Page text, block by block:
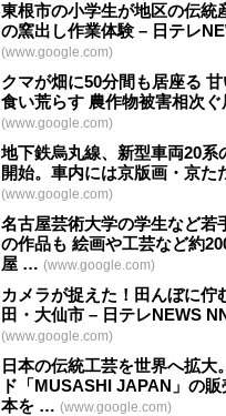
東根市の小学生が地区の伝統
の窯出し作業体験 – 日テレ
(www.google.com)
クマが畑に50分間も居座る
食い荒らす 農作物被害相次
(www.google.com)
地下鉄烏丸線、新型車両20系
開始。車内には京版画・京た
(www.google.com)
名古屋芸術大学の学生など若
の作品も 絵画や工芸など約
屋 … (www.google.com)
カメラが捉えた！田んぼに佇
田・大仙市 – 日テレNEWS
(www.google.com)
日本の伝統工芸を世界へ拡大
ド「MUSASHI JAPAN」の
本を … (www.google.com)